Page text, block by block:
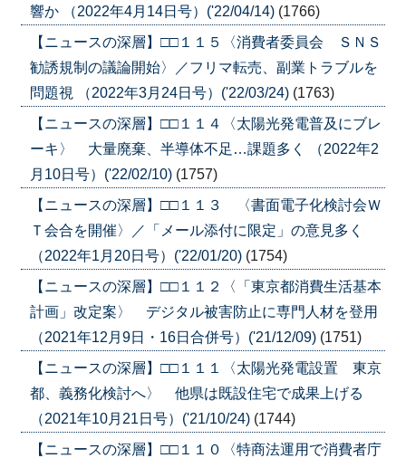
響か （2022年4月14日号）('22/04/14) (1766)
【ニュースの深層】□□１１５〈消費者委員会 ＳＮＳ
勧誘規制の議論開始〉／フリマ転売、副業トラブルを
問題視 （2022年3月24日号）('22/03/24) (1763)
【ニュースの深層】□□１１４〈太陽光発電普及にブレ
ーキ〉 大量廃棄、半導体不足…課題多く （2022年2
月10日号）('22/02/10) (1757)
【ニュースの深層】□□１１３ 〈書面電子化検討会Ｗ
Ｔ会合を開催〉／「メール添付に限定」の意見多く
（2022年1月20日号）('22/01/20) (1754)
【ニュースの深層】□□１１２〈「東京都消費生活基本
計画」改定案〉 デジタル被害防止に専門人材を登用
（2021年12月9日・16日合併号）('21/12/09) (1751)
【ニュースの深層】□□１１１〈太陽光発電設置 東京
都、義務化検討へ〉 他県は既設住宅で成果上げる
（2021年10月21日号）('21/10/24) (1744)
【ニュースの深層】□□１１０〈特商法運用で消費者庁